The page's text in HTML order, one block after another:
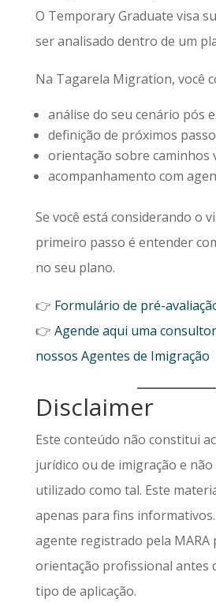
O Temporary Graduate visa
ser analisado dentro de um
Na Tagarela Migration, você
análise do seu cenário pós
definição de próximos
orientação sobre caminhos
acompanhamento com
Se você está considerando o
primeiro passo é entender
no seu plano.
👉 Formulário de pré-
👉 Agende aqui uma
nossos Agentes de Imigração
Disclaimer
Este conteúdo não constitui
jurídico ou de imigração e não
utilizado como tal. Este
apenas para fins
agente registrado pela MARA
orientação profissional antes
tipo de aplicação.